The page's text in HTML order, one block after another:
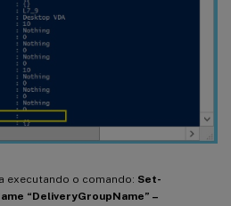
executando o comando: Set-
“DeliveryGroupName” –